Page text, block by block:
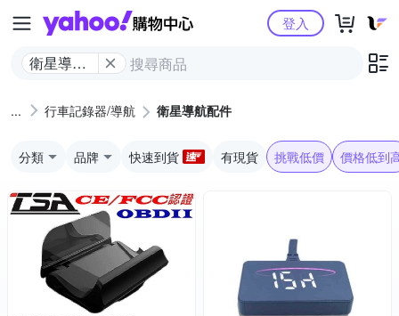
Yahoo購物中心
衛星導航
登入
行車記錄器/導航 衛星導航配件
分類 品牌 快速到貨 有現貨 挑戰低價 價格低到